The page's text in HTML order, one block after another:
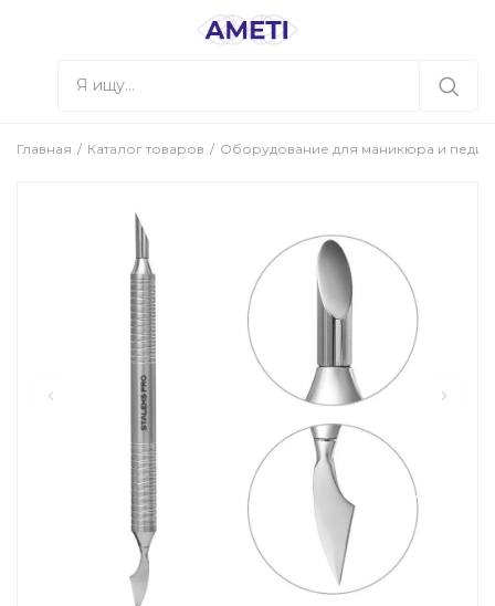
Главная Каталог товаров Оборудование для маникюра и